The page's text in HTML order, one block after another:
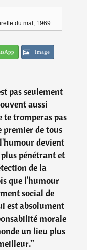
du mal, 1969
Image
pas seulement
aussi
te tromperas pas
de tous
devient
pénétrant et
de la
que l'humour
social de
est absolument
morale
un lieu plus
”